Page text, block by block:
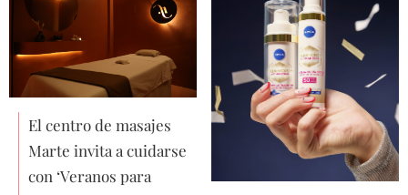
El centro de masajes
Marte invita a cuidarse
con ‘Veranos para